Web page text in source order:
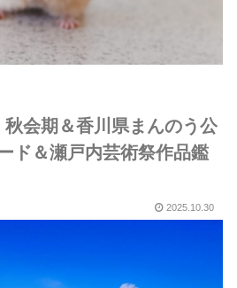
会期＆香川県まんのう公
ド＆瀬戸内芸術祭作品鑑
2025.10.30